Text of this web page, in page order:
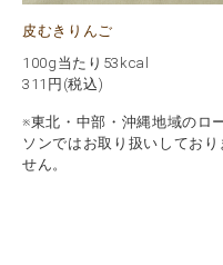
皮むきりんご
100g当たり53kcal
311 円(税込)
※東北・中部・沖縄地域のロ
ソンではお取り扱いしており
せん。